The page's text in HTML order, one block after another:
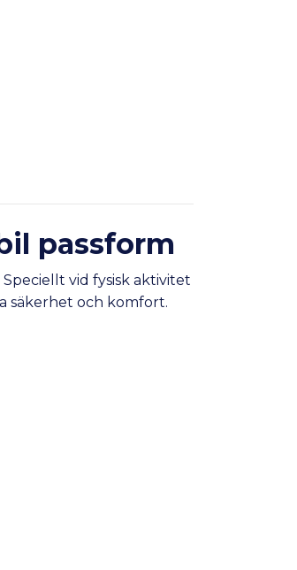
passform
vid fysisk aktivitet
säkerhet och komfort.